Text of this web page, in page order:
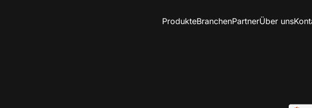
ProdukteBranchenPartnerÜber uns